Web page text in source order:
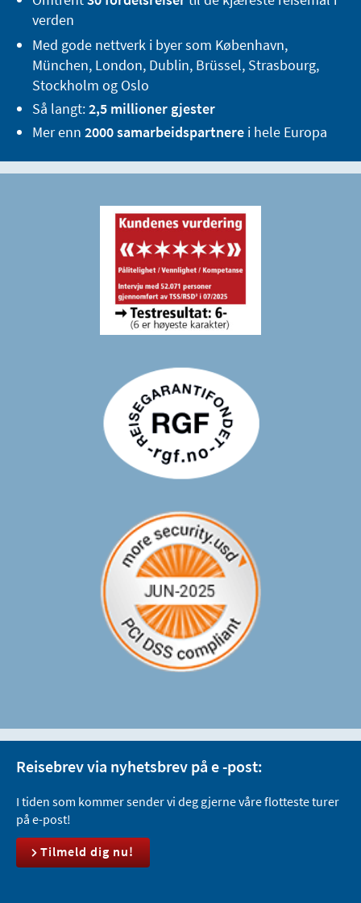
verden
Med gode nettverk i byer som København,
München, London, Dublin, Brüssel, Strasbourg,
Stockholm og Oslo
Så langt:2,5 millioner gjester
Mer enn 2000 samarbeidspartnere i hele Europa
Reisebrev via nyhetsbrev på e -post:
I tiden som kommer sender vi deg gjerne våre flotteste turer
på e-post!
Tilmeld dig nu!